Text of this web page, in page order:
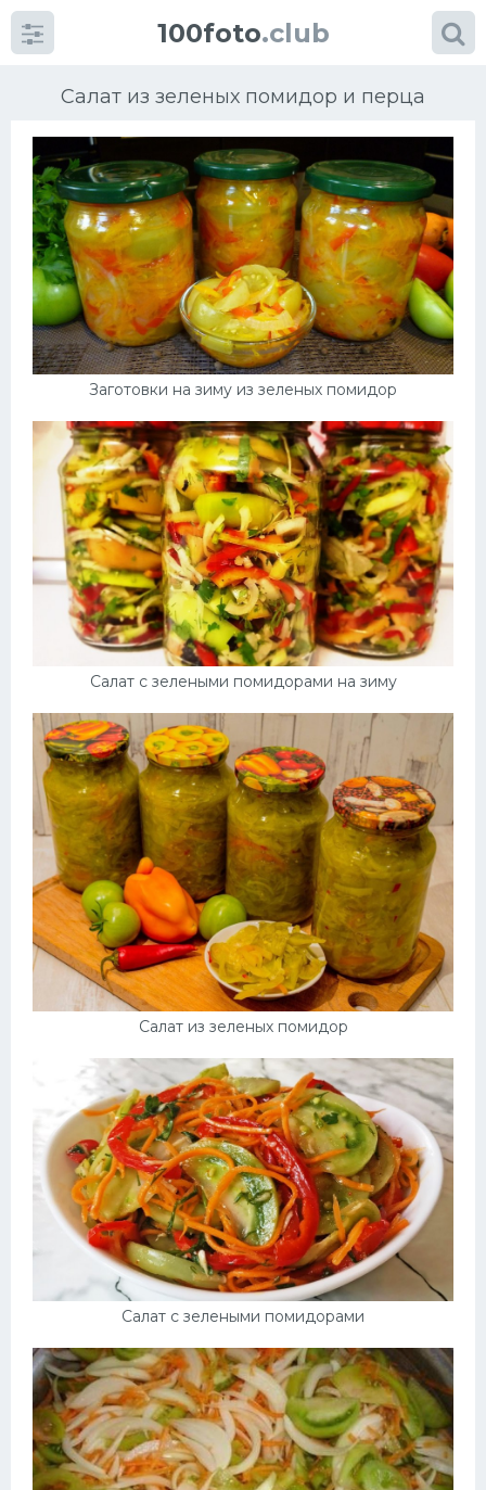
100foto.club
Салат из зеленых помидор и перца
Заготовки на зиму из зеленых помидор
Салат с зелеными помидорами на зиму
Салат из зеленых помидор
Салат с зелеными помидорами
Категории картинок
Супы
Мясные блюда
Салат
Выпечка
Десерт
Напитки
Дизайн комнаты